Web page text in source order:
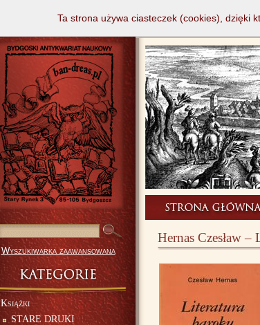
Wyszukiwarka zaawansowana
Książki
STARE DRUKI
Hernas Czesław –
Ta strona używa ciasteczek (cookies), dzięki